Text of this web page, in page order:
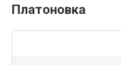
Платоновка